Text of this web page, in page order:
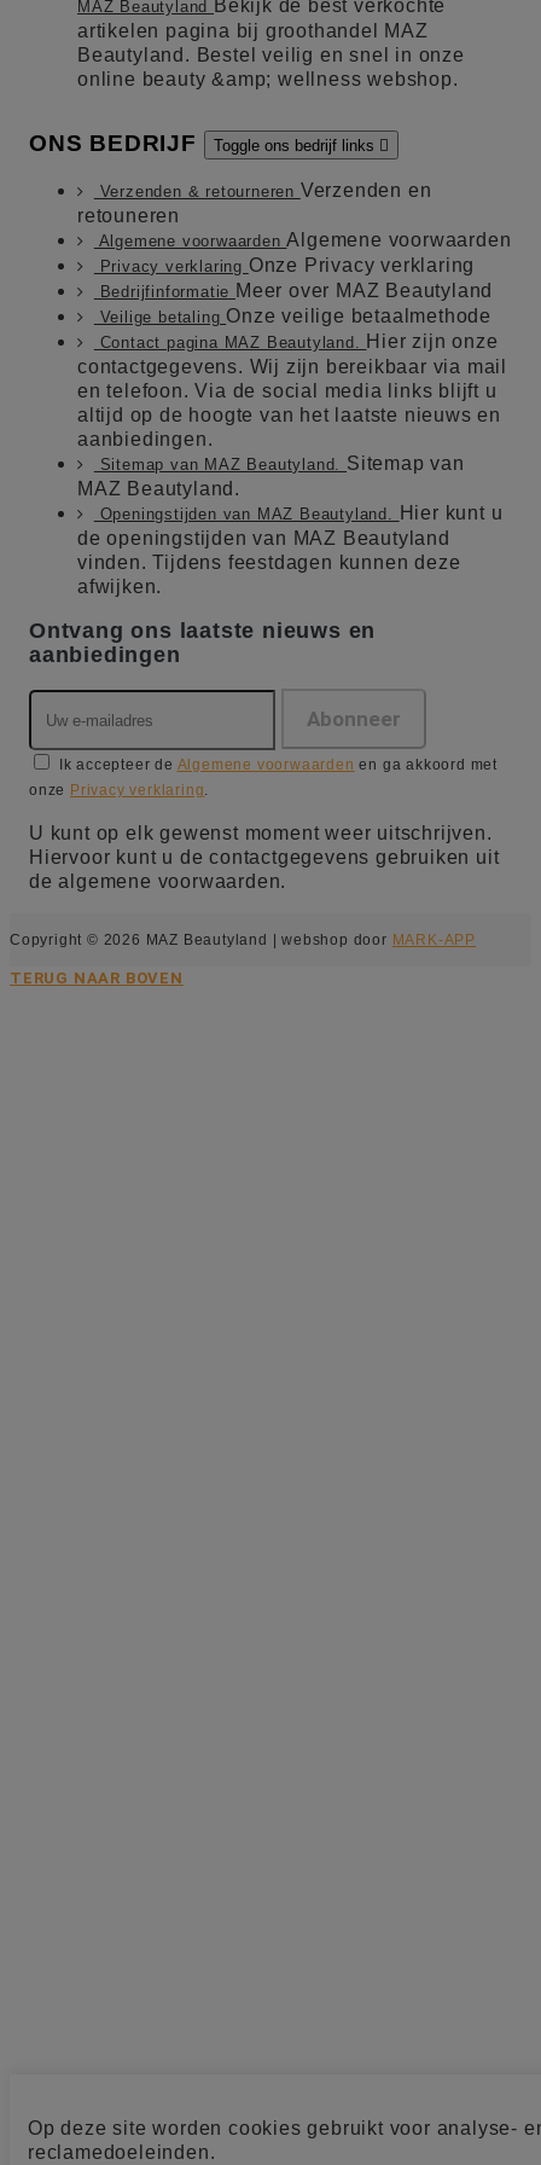
Op deze site worden cookies gebruikt voor analyse-
reclamedoeleinden.
MAZ Beautyland
Bekijk de best verkochte
artikelen pagina bij groothandel MAZ
Beautyland. Bestel veilig en snel in onze
online beauty &amp; wellness webshop.
ONS BEDRIJF Toggle ons bedrijf links 
Verzenden & retourneren Verzenden en
retouneren
Algemene voorwaardenAlgemene voorwaarden
Privacy verklaring Onze Privacy verklaring
Bedrijfinformatie Meer over MAZ Beautyland
Veilige betaling Onze veilige betaalmethode
Contact pagina MAZ Beautyland.
Hier zijn onze
contactgegevens. Wij zijn bereikbaar via mail
en telefoon. Via de social media links blijft u
altijd op de hoogte van het laatste nieuws en
aanbiedingen.
Sitemap van MAZ Beautyland. Sitemap van
MAZ Beautyland.
Openingstijden van MAZ Beautyland.
Hier kunt u
de openingstijden van MAZ Beautyland
vinden. Tijdens feestdagen kunnen deze
afwijken.
Ontvang ons laatste nieuws en
aanbiedingen
Ik accepteer de Algemene voorwaarden en ga akkoord met
onze Privacy verklaring.
U kunt op elk gewenst moment weer uitschrijven.
Hiervoor kunt u de contactgegevens gebruiken uit
de algemene voorwaarden.
Copyright © 2026 MAZ Beautyland | webshop door MARK-APP
TERUG NAAR BOVEN